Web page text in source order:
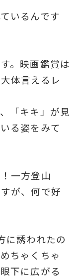
いるんです
。映画鑑賞は
体言えるレ
「キキ」が見
る姿をみて
一方登山
が、何で好
に誘われたの
ちゃくちゃ
下に広がる